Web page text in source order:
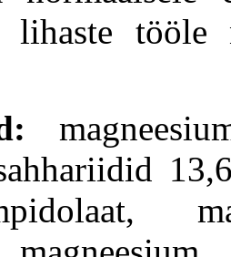
lihaste tööle